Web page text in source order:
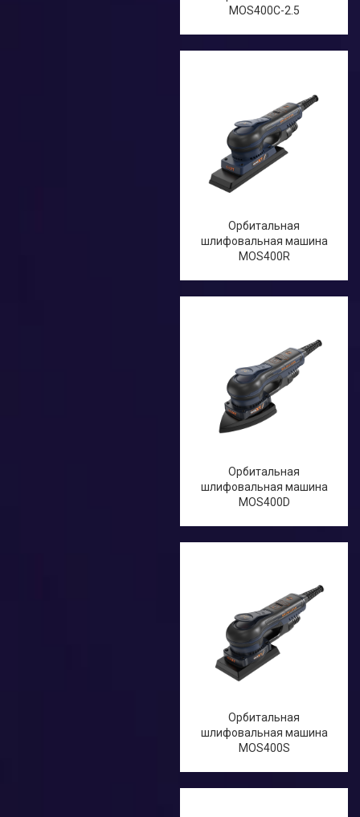
MOS400C-2.5
Орбитальная
шлифовальная машина
MOS400R
Орбитальная
шлифовальная машина
MOS400D
Орбитальная
шлифовальная машина
MOS400S